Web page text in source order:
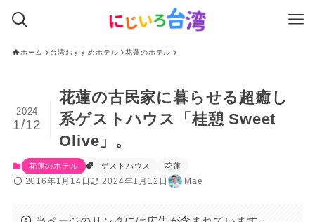
ホーム 台湾おすすめホテル 花蓮のホテル
花蓮の古民家に暮らせる超癒し
系ゲストハウス「桂憩 Sweet
Olive」。
2024
1/12
花蓮のホテル ゲストハウス 花蓮
2016年1月14日 2024年1月12日 Mae